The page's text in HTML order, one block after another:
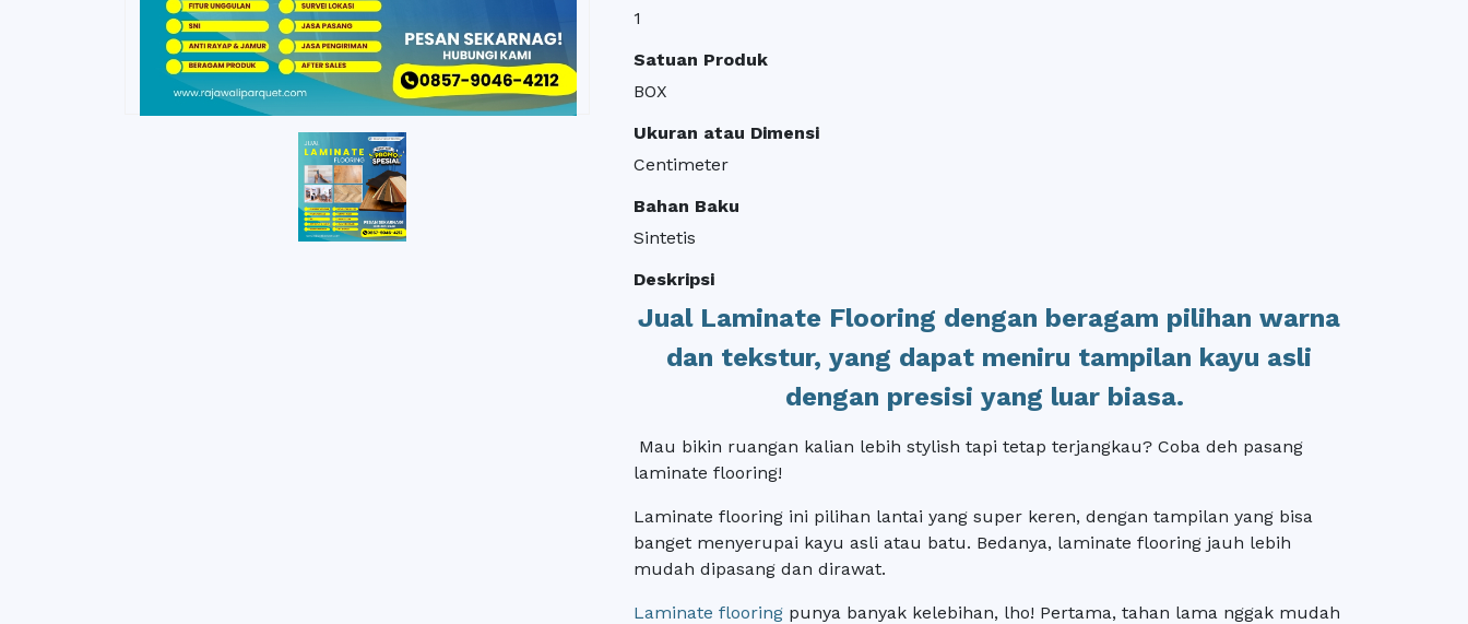
1
Satuan Produk
BOX
Ukuran atau Dimensi
Centimeter
Bahan Baku
Sintetis
Deskripsi
Jual Laminate Flooring dengan beragam pilihan warna
dan tekstur, yang dapat meniru tampilan kayu asli
dengan presisi yang luar biasa.
Mau bikin ruangan kalian lebih stylish tapi tetap terjangkau? Coba deh pasang
laminate flooring!
Laminate flooring ini pilihan lantai yang super keren, dengan tampilan yang bisa
banget menyerupai kayu asli atau batu. Bedanya, laminate flooring jauh lebih
mudah dipasang dan dirawat.
Laminate flooring punya banyak kelebihan, lho! Pertama, tahan lama nggak mudah